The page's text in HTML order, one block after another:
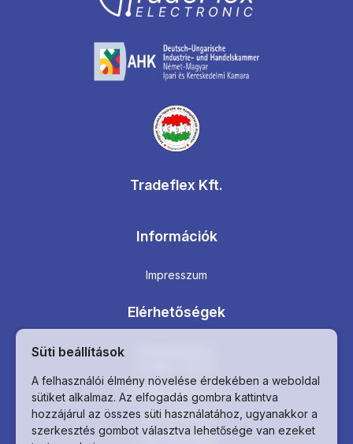
Tradeflex Kft.
Információk
Impresszum
Elérhetőségek
info@tradeflex.hu
+36 1 401 0647
+36 1 401 0648
Süti beállítások
A felhasználói élmény növelése érdekében a weboldal
sütiket alkalmaz. Az elfogadás gombra kattintva
hozzájárul az összes süti használatához, ugyanakkor a
szerkesztés gombot választva lehetősége van ezeket